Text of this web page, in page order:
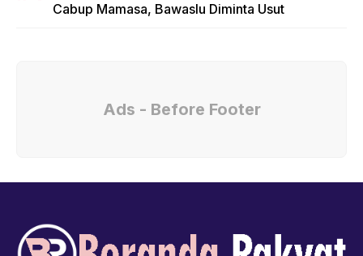
Cabup Mamasa, Bawaslu Diminta Usut
Ads - Before Footer